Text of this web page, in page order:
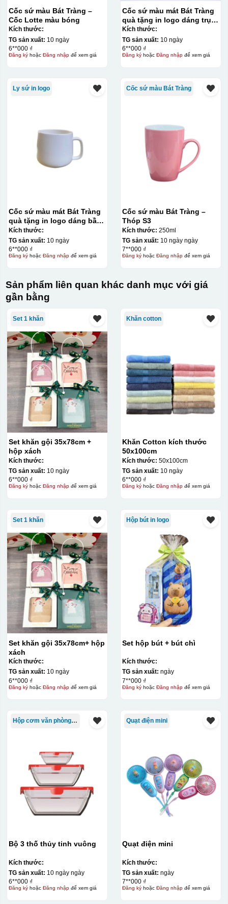
Hộp xi ly sứ
Cốc sứ màu Bát Tràng –
Cốc Lotte màu bóng
Kích thước:
TG sản xuất: 10 ngày
6**000 ₫
Đăng kýhoặc Đăng nhậpđể xem giá
Cốc sứ màu mát Bát Tràng
quà tặng in logo dáng trụ
lùn quai C 330ml KQ-CSM09
Kích thước:
TG sản xuất: 10 ngày
6**000 ₫
Đăng kýhoặc Đăng nhậpđể xem giá
Ly sứ in logo
Cốc sứ màu mát Bát Tràng
quà tặng in logo dáng bầu
quai vuông 250ml KQ-
CSM07
Kích thước:
TG sản xuất: 10 ngày
6**000 ₫
Đăng kýhoặc Đăng nhậpđể xem giá
Cốc sứ màu Bát Tràng
Cốc sứ màu Bát Tràng –
Thóp S3
Kích thước: 250ml
TG sản xuất: 10 ngày ngày
7**000 ₫
Đăng kýhoặc Đăng nhậpđể xem giá
Sản phẩm liên quan khác danh mục với giá
gần bằng
Set 1 khăn
Set khăn gội 35x78cm +
hộp xách
Kích thước:
TG sản xuất: 10 ngày
6**000 ₫
Đăng kýhoặc Đăng nhậpđể xem giá
Khăn cotton
Khăn Cotton kích thước
50x100cm
Kích thước: 50x100cm
TG sản xuất: 10 ngày
6**000 ₫
Đăng kýhoặc Đăng nhậpđể xem giá
Set 1 khăn
Set khăn gội 35x78cm+ hộp
xách
Kích thước:
TG sản xuất: 10 ngày
6**000 ₫
Đăng kýhoặc Đăng nhậpđể xem giá
Hộp bút in logo
Set hộp bút + bút chì
Kích thước:
TG sản xuất: ngày
7**000 ₫
Đăng kýhoặc Đăng nhậpđể xem giá
Hộp cơm văn phòng Trung Quốc
Bộ 3 thố thủy tinh vuông
Kích thước:
TG sản xuất: 10 ngày ngày
6**000 ₫
Đăng kýhoặc Đăng nhậpđể xem giá
Quạt điện mini
Quạt điện mini
Kích thước:
TG sản xuất: ngày
7**000 ₫
Đăng kýhoặc Đăng nhậpđể xem giá